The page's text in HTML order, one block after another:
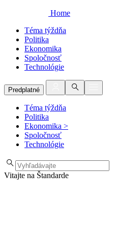
Home
Téma týždňa
Politika
Ekonomika
Spoločnosť
Technológie
Predplatné
Téma týždňa
Politika
Ekonomika >
Spoločnosť
Technológie
Vitajte na Štandarde